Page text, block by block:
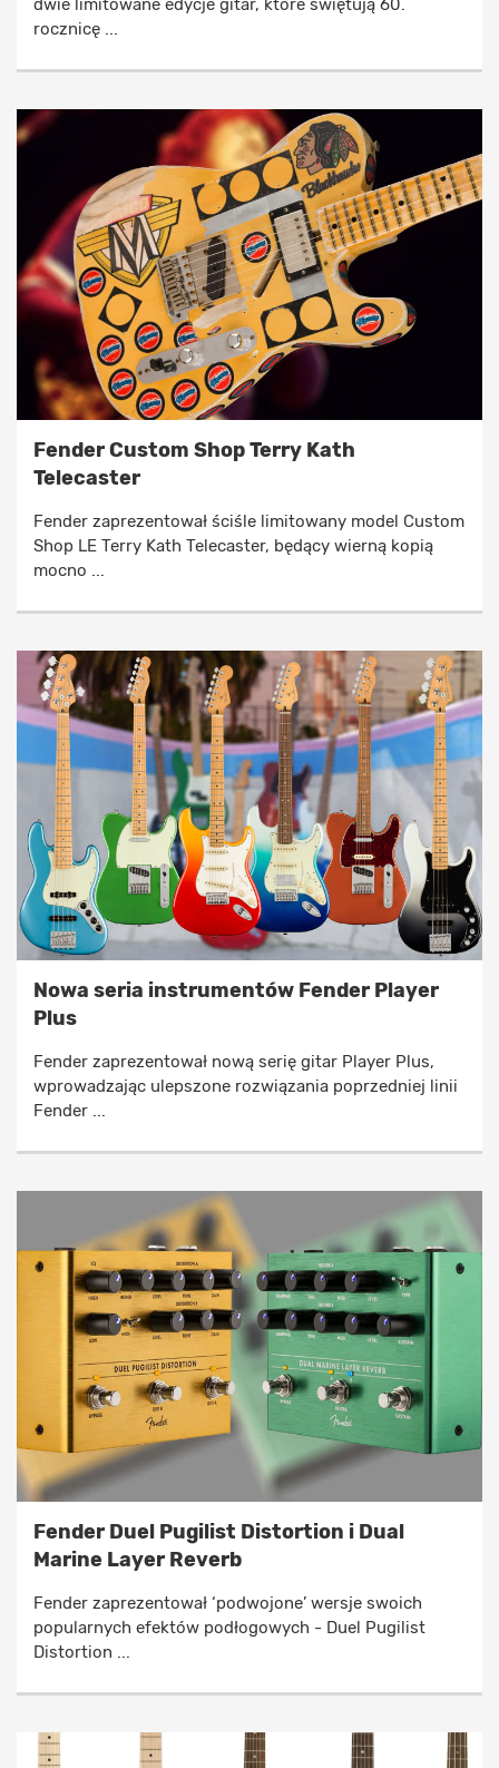
dwie limitowane edycje gitar, które świętują 60.
rocznicę ...
Fender Custom Shop Terry Kath
Telecaster
Fender zaprezentował ściśle limitowany model Custom
Shop LE Terry Kath Telecaster, będący wierną kopią
mocno ...
Nowa seria instrumentów Fender Player
Plus
Fender zaprezentował nową serię gitar Player Plus,
wprowadzając ulepszone rozwiązania poprzedniej linii
Fender ...
Fender Duel Pugilist Distortion i Dual
Marine Layer Reverb
Fender zaprezentował ‘podwojone’ wersje swoich
popularnych efektów podłogowych - Duel Pugilist
Distortion ...